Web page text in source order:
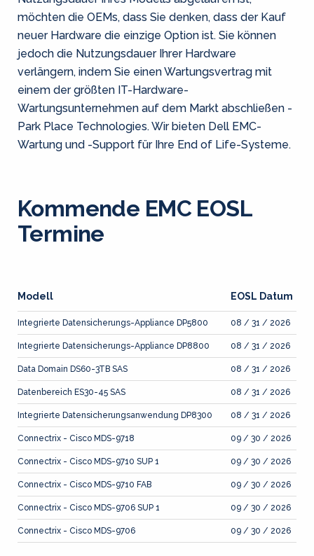
möchten die OEMs, dass Sie denken, dass der Kauf
neuer Hardware die einzige Option ist. Sie können
jedoch die Nutzungsdauer Ihrer Hardware
verlängern, indem Sie einen Wartungsvertrag mit
einem der größten IT-Hardware-
Wartungsunternehmen auf dem Markt abschließen -
Park Place Technologies. Wir bieten Dell EMC-
Wartung und -Support für Ihre End of Life-Systeme.
Kommende EMC EOSL
Termine
Modell EOSL Datum
Integrierte Datensicherungs-Appliance DP5800 08 / 31 / 2026
Integrierte Datensicherungs-Appliance DP8800 08 / 31 / 2026
Data Domain DS60-3TB SAS 08 / 31 / 2026
Datenbereich ES30-45 SAS 08 / 31 / 2026
Integrierte Datensicherungsanwendung DP8300 08 / 31 / 2026
Connectrix - Cisco MDS-9718 09 / 30 / 2026
Connectrix - Cisco MDS-9710 SUP 1 09 / 30 / 2026
Connectrix - Cisco MDS-9710 FAB 09 / 30 / 2026
Connectrix - Cisco MDS-9706 SUP 1 09 / 30 / 2026
Connectrix - Cisco MDS-9706 09 / 30 / 2026